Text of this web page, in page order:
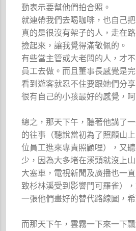
動表示要幫他們拍合照。
就連帶我們去喝咖啡，也自己
真的是很沒有架子的人，走在
撿起來，讓我覺得滿敬佩的。
有些當主管或大老闆的人，才
員工去做。而且董事長感覺是
看到遊客就忍不住要跟她們分
很有自己的小孩最好的感覺，呵
總之，那天下午，聽著他講了
的往事（聽說當初為了照顧山
位員工進來專責照顧哩），又
少，因為大多堵在溪頭就沒上
大塞車，電視新聞及廣播也一
致杉林溪受到影響門可羅雀）
一張他們畫好的替代路線圖，
而那天下午，雲霧一下來一下